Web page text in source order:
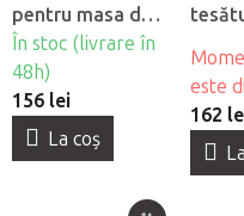
pentru masa de
masaj
În stoc (livrare în
48h)
156 lei
La coş
este
162